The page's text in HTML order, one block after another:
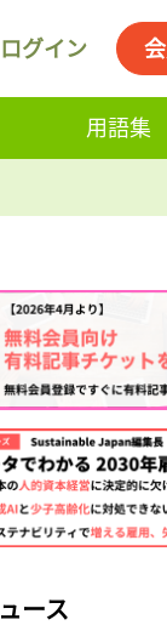
ログイン
用語集
ース